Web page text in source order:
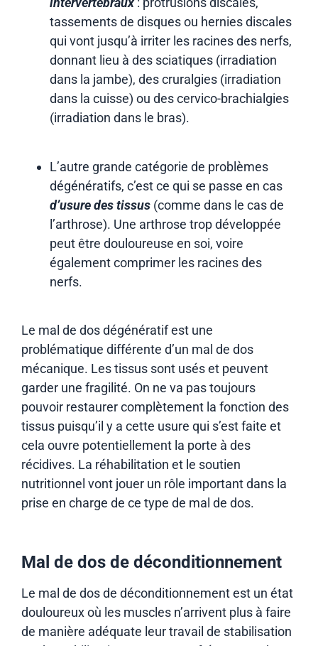
tassements de disques ou hernies discales
qui vont jusqu’à irriter les racines des nerfs,
donnant lieu à des sciatiques (irradiation
dans la jambe), des cruralgies (irradiation
dans la cuisse) ou des cervico-brachialgies
(irradiation dans le bras).
L’autre grande catégorie de problèmes
dégénératifs, c’est ce qui se passe en cas
d’usure des tissus (comme dans le cas de
l’arthrose). Une arthrose trop développée
peut être douloureuse en soi, voire
également comprimer les racines des
nerfs.
Le mal de dos dégénératif est une
problématique différente d’un mal de dos
mécanique. Les tissus sont usés et peuvent
garder une fragilité. On ne va pas toujours
pouvoir restaurer complètement la fonction des
tissus puisqu’il y a cette usure qui s’est faite et
cela ouvre potentiellement la porte à des
récidives. La réhabilitation et le soutien
nutritionnel vont jouer un rôle important dans la
prise en charge de ce type de mal de dos.
Mal de dos de déconditionnement
Le mal de dos de déconditionnement est un état
douloureux où les muscles n’arrivent plus à faire
de manière adéquate leur travail de stabilisation